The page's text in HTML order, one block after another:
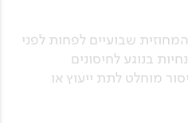
שבועיים לפחות לפני
בנוגע לחיסונים
מוחלט לתת ייעוץ או